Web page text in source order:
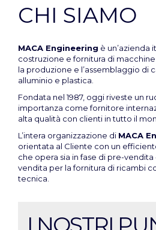
CHI SIAMO
MACA Engineering è un’azienda
costruzione e fornitura di
la produzione e l’assemblaggio di
alluminio e plastica.
Fondata nel 1987, oggi riveste un
importanza come fornitore
alta qualità con clienti in tutto il
L’intera organizzazione di MACA
orientata al Cliente con un
che opera sia in fase di pre-
vendita per la fornitura di ricambi
tecnica.
I NOSTRI